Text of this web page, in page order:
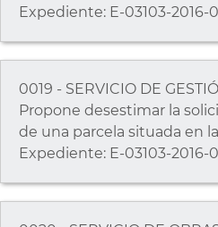
Expediente: E-03103-
0019 - SERVICIO DE
Propone desestimar la
de una parcela situada en
Expediente: E-03103-